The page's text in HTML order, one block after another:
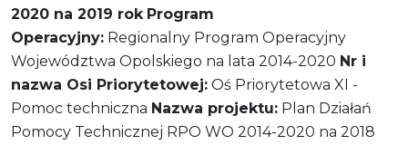
2020 na 2019 rok Program
Operacyjny: Regionalny Program Operacyjny
Województwa Opolskiego na lata 2014-2020 Nr i
nazwa Osi Priorytetowej: Oś Priorytetowa XI -
Pomoc techniczna Nazwa projektu: Plan Działań
Pomocy Technicznej RPO WO 2014-2020 na 2018